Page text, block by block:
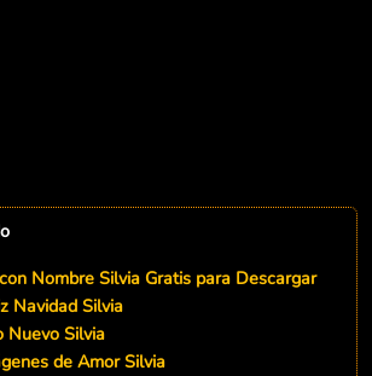
Nombre Silvia Gratis para Descargar
Navidad Silvia
Nuevo Silvia
de Amor Silvia